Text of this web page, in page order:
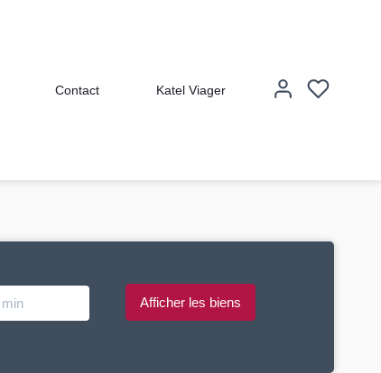
Contact Katel Viager